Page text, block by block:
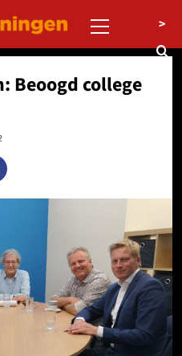
menu
>
Beoogd college